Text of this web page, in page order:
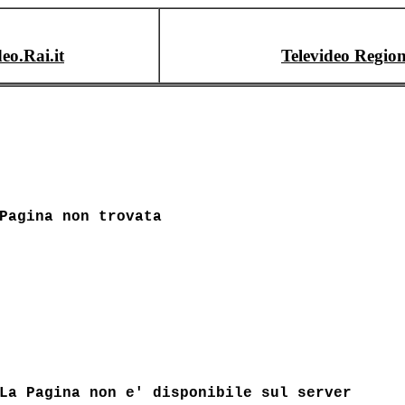
Televideo
Pagina non trovata
La Pagina non e' disponibile sul server